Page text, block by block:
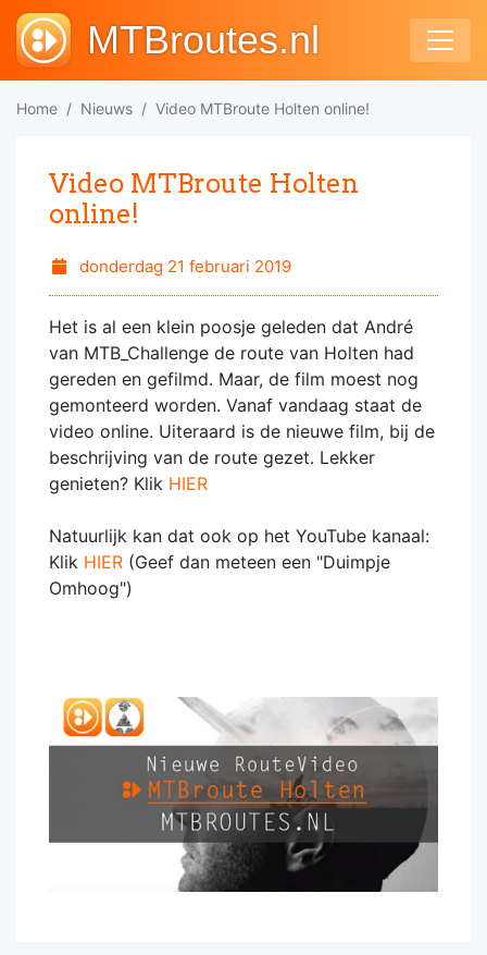
MTBroutes.nl
Home Nieuws Video MTBroute Holten online!
Video MTBroute Holten
online!
donderdag 21 februari 2019
Het is al een klein poosje geleden dat André
van MTB_Challenge de route van Holten had
gereden en gefilmd. Maar, de film moest nog
gemonteerd worden. Vanaf vandaag staat de
video online. Uiteraard is de nieuwe film, bij de
beschrijving van de route gezet. Lekker
genieten? Klik HIER
Natuurlijk kan dat ook op het YouTube kanaal:
Klik HIER (Geef dan meteen een "Duimpje
Omhoog")